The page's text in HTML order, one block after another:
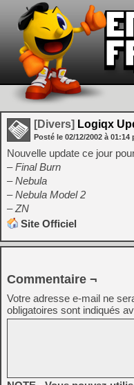
[Divers] Logiqx
Posté le 02/12/2002 à 01:14
Nouvelle update ce jour
– Final Burn
– Nebula
– Nebula Model 2
– ZN
Site Officiel
Commentaire ¬
Votre adresse e-mail ne
obligatoires sont indiqués